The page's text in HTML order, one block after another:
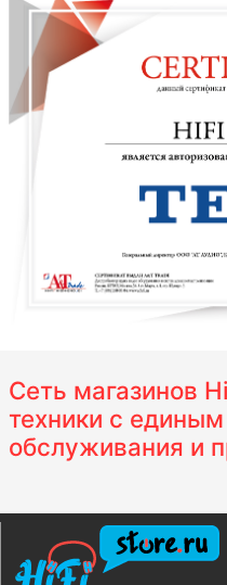
Сеть магазинов
техники с
обслуживания и